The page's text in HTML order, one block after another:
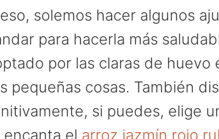
solemos hacer algunos
para hacerla más
por las claras de
pequeñas cosas. También
si puedes, elige
encanta el arroz jazmín rojo